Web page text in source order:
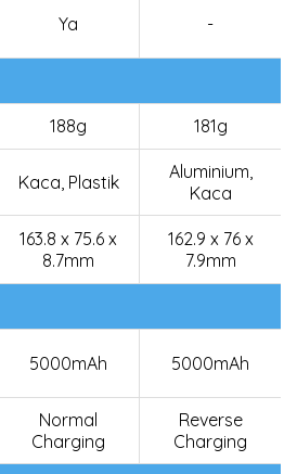
Ya -
188g 181g
Kaca, Plastik
Aluminium,
Kaca
163.8 x 75.6 x
8.7mm
162.9 x 76 x
7.9mm
5000mAh 5000mAh
Normal
Charging
Reverse
Charging